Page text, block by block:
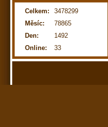
Online: 33
Celkem:
3478299
Měsíc:
78865
Den:
1492